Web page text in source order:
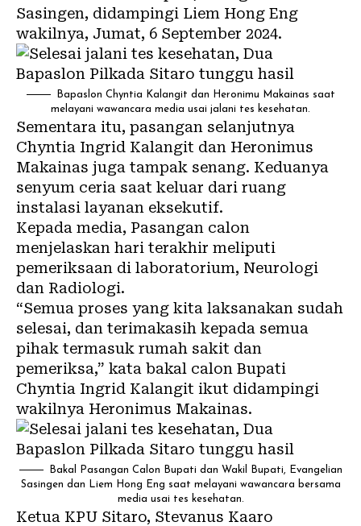
Sasingen, didampingi Liem Hong Eng
wakilnya, Jumat, 6 September 2024.
Bapaslon Chyntia Kalangit dan Heronimu Makainas saat
melayani wawancara media usai jalani tes kesehatan.
Sementara itu, pasangan selanjutnya
Chyntia Ingrid Kalangit dan Heronimus
Makainas juga tampak senang. Keduanya
senyum ceria saat keluar dari ruang
instalasi layanan eksekutif.
Kepada media, Pasangan calon
menjelaskan hari terakhir meliputi
pemeriksaan di laboratorium, Neurologi
dan Radiologi.
“Semua proses yang kita laksanakan sudah
selesai, dan terimakasih kepada semua
pihak termasuk rumah sakit dan
pemeriksa,” kata bakal calon Bupati
Chyntia Ingrid Kalangit ikut didampingi
wakilnya Heronimus Makainas.
Bakal Pasangan Calon Bupati dan Wakil Bupati, Evangelian
Sasingen dan Liem Hong Eng saat melayani wawancara bersama
media usai tes kesehatan.
Ketua KPU Sitaro, Stevanus Kaaro